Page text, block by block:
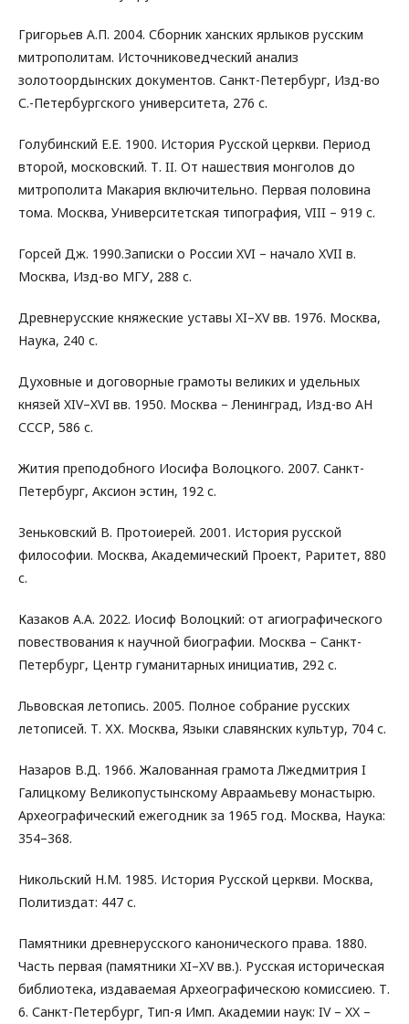
Григорьев А.П. 2004. Сборник ханских ярлыков русским
митрополитам. Источниковедческий анализ
золотоордынских документов. Санкт-Петербург, Изд-во
С.-Петербургского университета, 276 с.
Голубинский Е.Е. 1900. История Русской церкви. Период
второй, московский. Т. II. От нашествия монголов до
митрополита Макария включительно. Первая половина
тома. Москва, Университетская типография, VIII – 919 c.
Горсей Дж. 1990.Записки о России XVI – начало XVII в.
Москва, Изд-во МГУ, 288 с.
Древнерусские княжеские уставы XI–XV вв. 1976. Москва,
Наука, 240 с.
Духовные и договорные грамоты великих и удельных
князей XIV–XVI вв. 1950. Москва – Ленинград, Изд-во АН
СССР, 586 с.
Жития преподобного Иосифа Волоцкого. 2007. Санкт-
Петербург, Аксион эстин, 192 с.
Зеньковский В. Протоиерей. 2001. История русской
философии. Москва, Академический Проект, Раритет, 880
с.
Казаков А.А. 2022. Иосиф Волоцкий: от агиографического
повествования к научной биографии. Москва – Санкт-
Петербург, Центр гуманитарных инициатив, 292 с.
Львовская летопись. 2005. Полное собрание русских
летописей. Т. ХХ. Москва, Языки славянских культур, 704 с.
Назаров В.Д. 1966. Жалованная грамота Лжедмитрия I
Галицкому Великопустынскому Авраамьеву монастырю.
Археографический ежегодник за 1965 год. Москва, Наука:
354–368.
Никольский Н.М. 1985. История Русской церкви. Москва,
Политиздат: 447 с.
Памятники древнерусского канонического права. 1880.
Часть первая (памятники XI–XV вв.). Русская историческая
библиотека, издаваемая Археографическою комиссиею. Т.
6. Санкт-Петербург, Тип-я Имп. Академии наук: IV – XX –